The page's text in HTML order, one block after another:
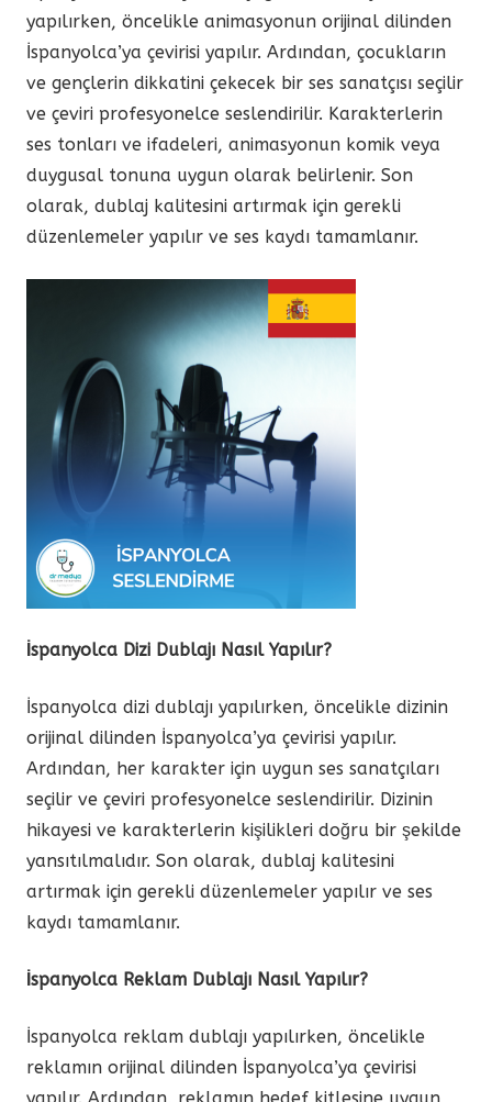
yapılırken, öncelikle animasyonun orijinal dilinden
İspanyolca’ya çevirisi yapılır. Ardından, çocukların
ve gençlerin dikkatini çekecek bir ses sanatçısı seçilir
ve çeviri profesyonelce seslendirilir. Karakterlerin
ses tonları ve ifadeleri, animasyonun komik veya
duygusal tonuna uygun olarak belirlenir. Son
olarak, dublaj kalitesini artırmak için gerekli
düzenlemeler yapılır ve ses kaydı tamamlanır.
İspanyolca Dizi Dublajı Nasıl Yapılır?
İspanyolca dizi dublajı yapılırken, öncelikle dizinin
orijinal dilinden İspanyolca’ya çevirisi yapılır.
Ardından, her karakter için uygun ses sanatçıları
seçilir ve çeviri profesyonelce seslendirilir. Dizinin
hikayesi ve karakterlerin kişilikleri doğru bir şekilde
yansıtılmalıdır. Son olarak, dublaj kalitesini
artırmak için gerekli düzenlemeler yapılır ve ses
kaydı tamamlanır.
İspanyolca Reklam Dublajı Nasıl Yapılır?
İspanyolca reklam dublajı yapılırken, öncelikle
reklamın orijinal dilinden İspanyolca’ya çevirisi